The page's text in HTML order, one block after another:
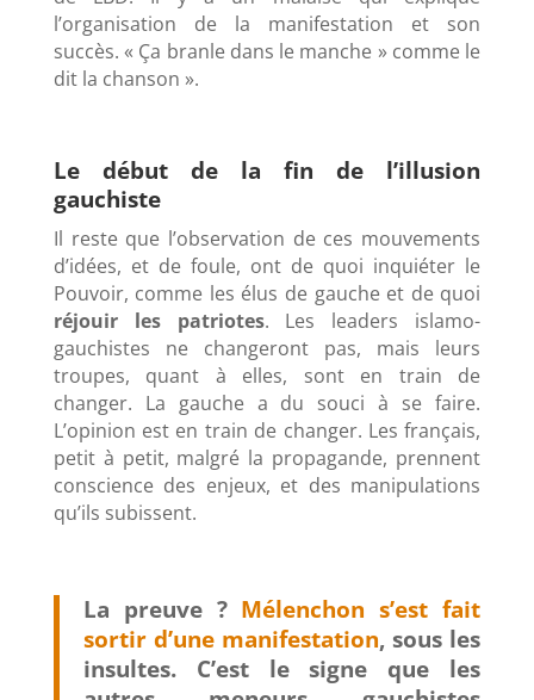
l’organisation de la manifestation et son
succès. « Ça branle dans le manche » comme le
dit la chanson ».
Le début de la fin de l’illusion
gauchiste
Il reste que l’observation de ces mouvements
d’idées, et de foule, ont de quoi inquiéter le
Pouvoir, comme les élus de gauche et de quoi
réjouir les patriotes. Les leaders islamo-
gauchistes ne changeront pas, mais leurs
troupes, quant à elles, sont en train de
changer. La gauche a du souci à se faire.
L’opinion est en train de changer. Les français,
petit à petit, malgré la propagande, prennent
conscience des enjeux, et des manipulations
qu’ils subissent.
La preuve ? Mélenchon s’est fait
sortir d’une manifestation, sous les
insultes. C’est le signe que les